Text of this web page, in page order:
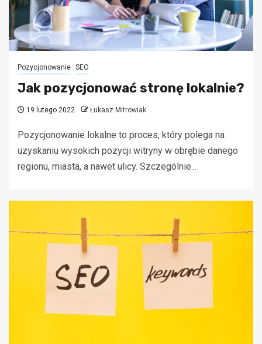
Pozycjonowanie SEO
Jak pozycjonować stronę lokalnie?
19 lutego 2022 Łukasz Mitrowiak
Pozycjonowanie lokalne to proces, który polega na
uzyskaniu wysokich pozycji witryny w obrębie danego
regionu, miasta, a nawet ulicy. Szczególnie...